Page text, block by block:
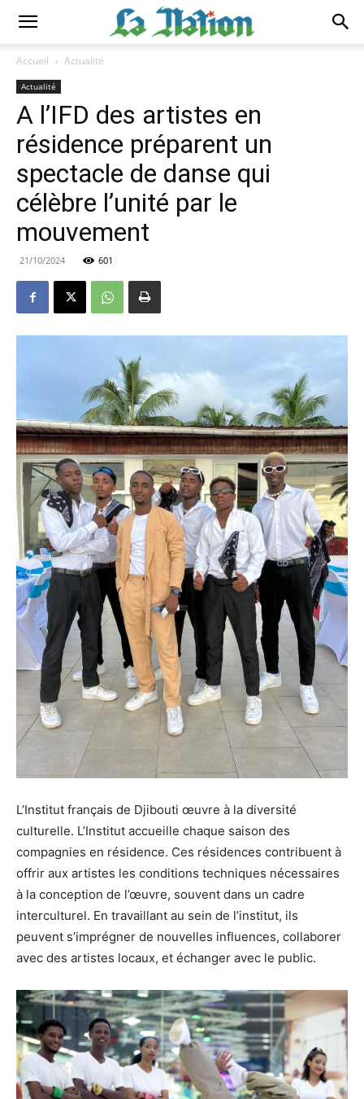
Accueil Actualité
Actualité
A l’IFD des artistes en
résidence préparent un
spectacle de danse qui
célèbre l’unité par le
mouvement
21/10/2024 601
L’Institut français de Djibouti œuvre à la diversité
culturelle. L’Institut accueille chaque saison des
compagnies en résidence. Ces résidences contribuent à
offrir aux artistes les conditions techniques nécessaires
à la conception de l’œuvre, souvent dans un cadre
interculturel. En travaillant au sein de l’institut, ils
peuvent s’imprégner de nouvelles influences, collaborer
avec des artistes locaux, et échanger avec le public.